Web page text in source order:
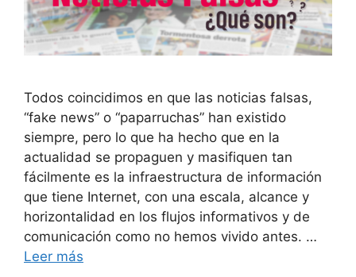
Todos coincidimos en que las noticias falsas,
“fake news” o “paparruchas” han existido
siempre, pero lo que ha hecho que en la
actualidad se propaguen y masifiquen tan
fácilmente es la infraestructura de información
que tiene Internet, con una escala, alcance y
horizontalidad en los flujos informativos y de
comunicación como no hemos vivido antes. …
Leer más